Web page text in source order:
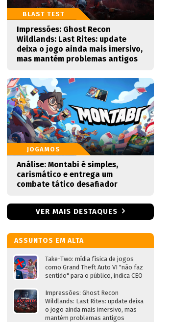
BLAST TEST
Impressões: Ghost Recon
Wildlands: Last Rites: update
deixa o jogo ainda mais imersivo,
mas mantém problemas antigos
JOGAMOS
Análise: Montabi é simples,
carismático e entrega um
combate tático desafiador
VER MAIS DESTAQUES
ASSUNTOS EM ALTA
Take-Two: mídia física de jogos
como Grand Theft Auto VI "não faz
sentido" para o público, indica CEO
Impressões: Ghost Recon
Wildlands: Last Rites: update deixa
o jogo ainda mais imersivo, mas
mantém problemas antigos